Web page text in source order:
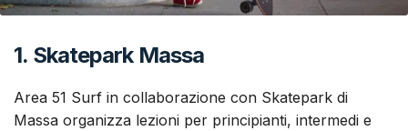
1. Skatepark Massa
Area 51 Surf in collaborazione con Skatepark di
Massa organizza lezioni per principianti, intermedi e